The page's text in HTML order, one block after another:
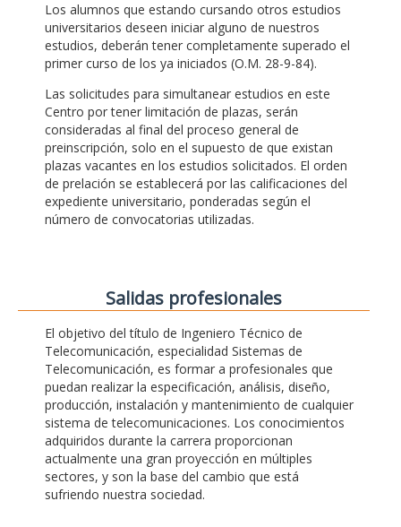
Los alumnos que estando cursando otros estudios
universitarios deseen iniciar alguno de nuestros
estudios, deberán tener completamente superado el
primer curso de los ya iniciados (O.M. 28-9-84).
Las solicitudes para simultanear estudios en este
Centro por tener limitación de plazas, serán
consideradas al final del proceso general de
preinscripción, solo en el supuesto de que existan
plazas vacantes en los estudios solicitados. El orden
de prelación se establecerá por las calificaciones del
expediente universitario, ponderadas según el
número de convocatorias utilizadas.
Salidas profesionales
El objetivo del título de Ingeniero Técnico de
Telecomunicación, especialidad Sistemas de
Telecomunicación, es formar a profesionales que
puedan realizar la especificación, análisis, diseño,
producción, instalación y mantenimiento de cualquier
sistema de telecomunicaciones. Los conocimientos
adquiridos durante la carrera proporcionan
actualmente una gran proyección en múltiples
sectores, y son la base del cambio que está
sufriendo nuestra sociedad.